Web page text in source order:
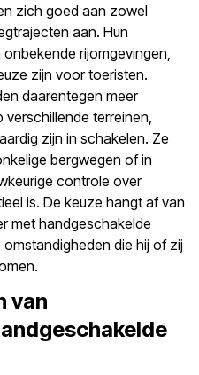
zich goed aan zowel
aan. Hun
rijomgevingen,
zijn voor toeristen.
daarentegen meer
terreinen,
zijn in schakelen. Ze
bergwegen of in
controle over
is. De keuze hangt af van
met handgeschakelde
die hij of zij
van